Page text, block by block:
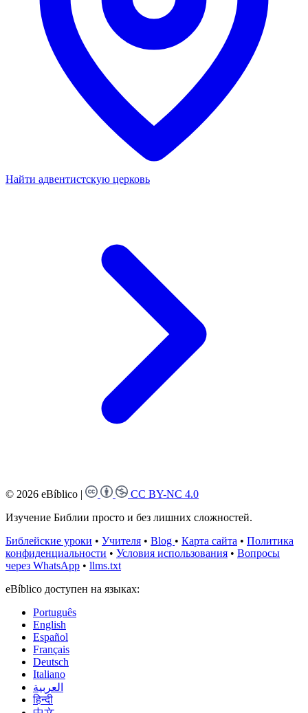
Найти адвентистскую церковь
© 2026 eBíblico |
CC BY-NC 4.0
Изучение Библии просто и без лишних сложностей.
Библейские уроки • Учителя • Blog • Карта сайта • Политика
конфиденциальности • Условия использования • Вопросы
через WhatsApp • llms.txt
eBíblico доступен на языках:
Português
English
Español
Français
Deutsch
Italiano
العربية
हिन्दी